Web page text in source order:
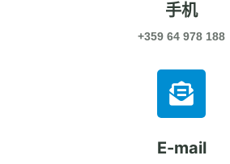
手机
+359 64 978 188
E-mail